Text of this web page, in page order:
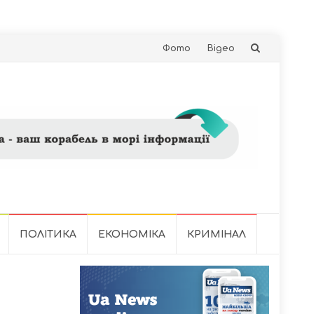
Skip
Фото Відео
ПОЛІТИКА ЕКОНОМІКА КРИМІНАЛ